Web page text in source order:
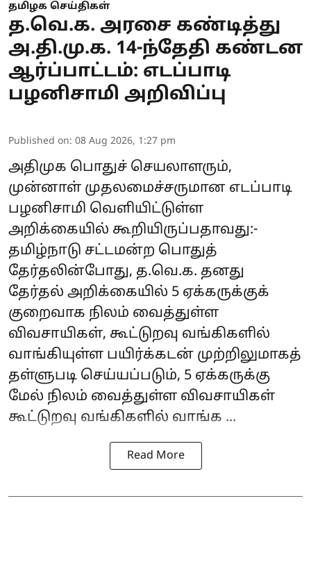
தமிழக செய்திகள்
த.வெ.க. அரசை கண்டித்து
அ.தி.மு.க. 14-ந்தேதி கண்டன
ஆர்ப்பாட்டம்: எடப்பாடி
பழனிசாமி அறிவிப்பு
Published on: 08 Aug 2026, 1:27 pm
அதிமுக பொதுச் செயலாளரும்,
முன்னாள் முதலமைச்சருமான எடப்பாடி
பழனிசாமி வெளியிட்டுள்ள
அறிக்கையில் கூறியிருப்பதாவது:-
தமிழ்நாடு சட்டமன்ற பொதுத்
தேர்தலின்போது, த.வெ.க. தனது
தேர்தல் அறிக்கையில் 5 ஏக்கருக்குக்
குறைவாக நிலம் வைத்துள்ள
விவசாயிகள், கூட்டுறவு வங்கிகளில்
வாங்கியுள்ள பயிர்க்கடன் முற்றிலுமாகத்
தள்ளுபடி செய்யப்படும், 5 ஏக்கருக்கு
மேல் நிலம் வைத்துள்ள விவசாயிகள்
கூட்டுறவு வங்கிகளில் வாங்க ...
Read More